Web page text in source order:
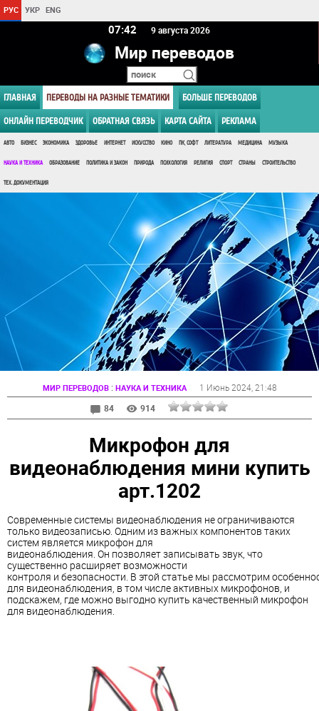
РУС УКР ENG
07 42 9 августа 2026
Мир переводов
ГЛАВНАЯ ПЕРЕВОДЫ НА РАЗНЫЕ ТЕМАТИКИ БОЛЬШЕ ПЕРЕВОДОВ
ОНЛАЙН ПЕРЕВОДЧИК ОБРАТНАЯ СВЯЗЬ КАРТА САЙТА РЕКЛАМА
АВТО БИЗНЕС ЭКОНОМИКА ЗДОРОВЬЕ ИНТЕРНЕТ ИСКУССТВО КИНО ПК, СОФТ ЛИТЕРАТУРА МЕДИЦИНА МУЗЫКА
НАУКА И ТЕХНИКА ОБРАЗОВАНИЕ ПОЛИТИКА И ЗАКОН ПРИРОДА ПСИХОЛОГИЯ РЕЛИГИЯ СПОРТ СТРАНЫ СТРОИТЕЛЬСТВО
ТЕХ. ДОКУМЕНТАЦИЯ
МИР ПЕРЕВОДОВ: НАУКА И ТЕХНИКА 1 Июнь 2024, 21:48
84
914
Микрофон для
видеонаблюдения мини купить
арт.1202
Современные системы видеонаблюдения не ограничиваются
только видеозаписью. Одним из важных компонентов таких
систем является микрофон для
видеонаблюдения. Он позволяет записывать звук, что
существенно расширяет возможности
контроля и безопасности. В этой статье мы рассмотрим
для видеонаблюдения, в том числе активных микрофонов, и
подскажем, где можно выгодно купить качественный микрофон
для видеонаблюдения.